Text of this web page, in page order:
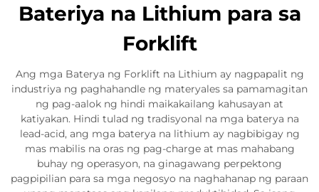
Bateriya na Lithium para sa
Forklift
Ang mga Baterya ng Forklift na Lithium ay nagpapalit ng
industriya ng paghahandle ng materyales sa pamamagitan
ng pag-aalok ng hindi maikakailang kahusayan at
katiyakan. Hindi tulad ng tradisyonal na mga baterya na
lead-acid, ang mga baterya na lithium ay nagbibigay ng
mas mabilis na oras ng pag-charge at mas mahabang
buhay ng operasyon, na ginagawang perpektong
pagpipilian para sa mga negosyo na naghahanap ng paraan